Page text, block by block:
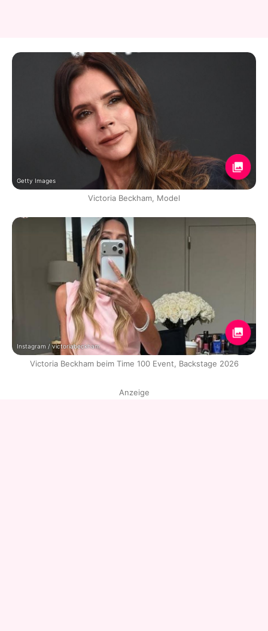
Getty Images
Victoria Beckham, Model
Instagram / victoriabeckham
Victoria Beckham beim Time 100 Event, Backstage 2026
Anzeige